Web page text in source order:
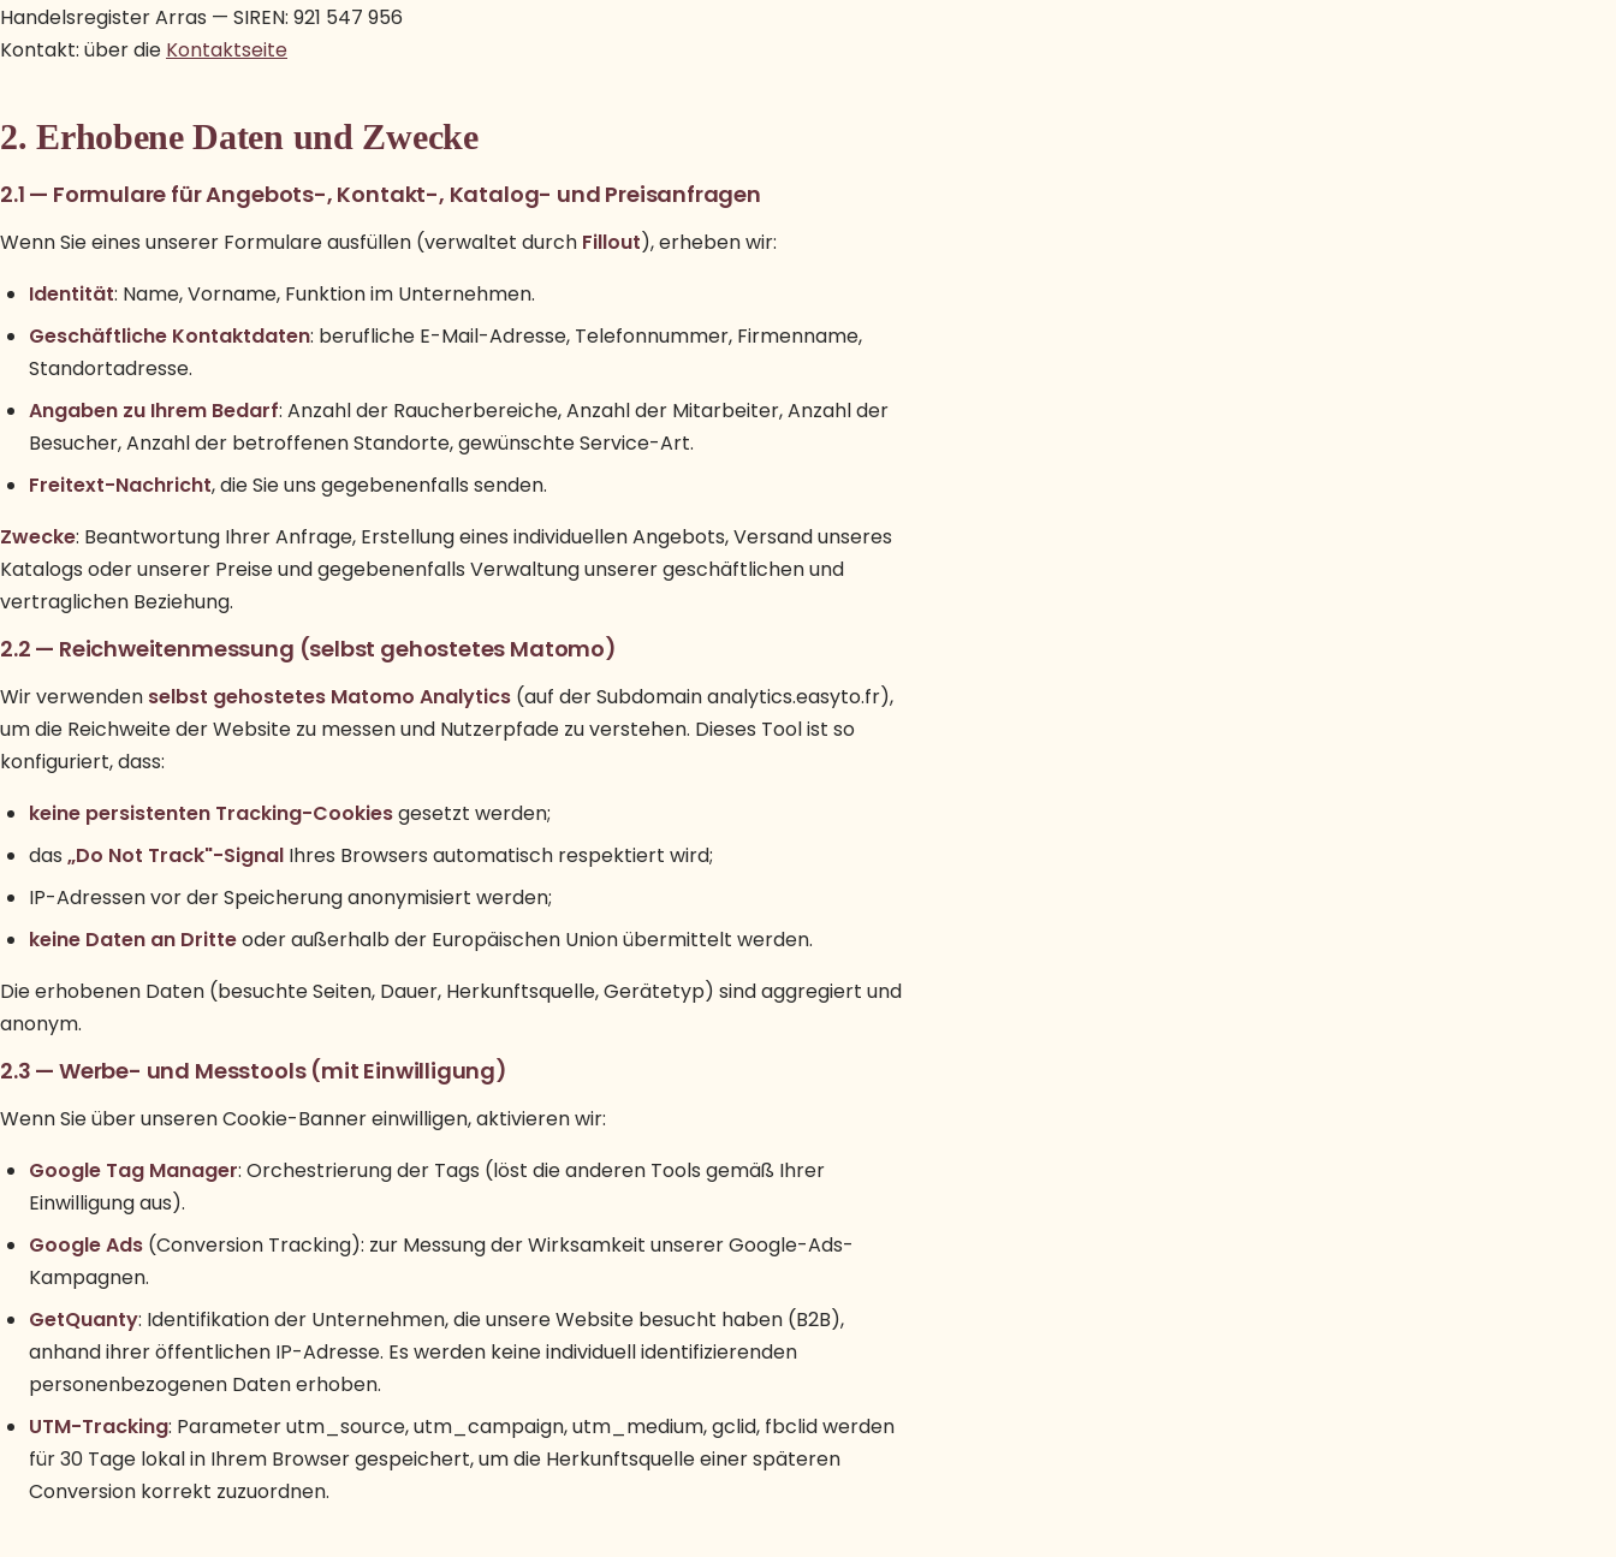
Handelsregister Arras — SIREN: 921 547 956
Kontakt: über die Kontaktseite
2. Erhobene Daten und Zwecke
2.1 — Formulare für Angebots-, Kontakt-, Katalog- und Preisanfragen
Wenn Sie eines unserer Formulare ausfüllen (verwaltet durch Fillout), erheben wir:
Identität: Name, Vorname, Funktion im Unternehmen.
Geschäftliche Kontaktdaten: berufliche E-Mail-Adresse, Telefonnummer, Firmenname,
Standortadresse.
Angaben zu Ihrem Bedarf: Anzahl der Raucherbereiche, Anzahl der Mitarbeiter, Anzahl der
Besucher, Anzahl der betroffenen Standorte, gewünschte Service-Art.
Freitext-Nachricht, die Sie uns gegebenenfalls senden.
Zwecke: Beantwortung Ihrer Anfrage, Erstellung eines individuellen Angebots, Versand unseres
Katalogs oder unserer Preise und gegebenenfalls Verwaltung unserer geschäftlichen und
vertraglichen Beziehung.
2.2 — Reichweitenmessung (selbst gehostetes Matomo)
Wir verwenden selbst gehostetes Matomo Analytics (auf der Subdomain analytics.easyto.fr),
um die Reichweite der Website zu messen und Nutzerpfade zu verstehen. Dieses Tool ist so
konfiguriert, dass:
keine persistenten Tracking-Cookiesgesetzt werden;
das „Do Not Track"-Signal Ihres Browsers automatisch respektiert wird;
IP-Adressen vor der Speicherung anonymisiert werden;
keine Daten an Dritteoder außerhalb der Europäischen Union übermittelt werden.
Die erhobenen Daten (besuchte Seiten, Dauer, Herkunftsquelle, Gerätetyp) sind aggregiert und
anonym.
2.3 — Werbe- und Messtools (mit Einwilligung)
Wenn Sie über unseren Cookie-Banner einwilligen, aktivieren wir:
Google Tag Manager: Orchestrierung der Tags (löst die anderen Tools gemäß Ihrer
Einwilligung aus).
Google Ads (Conversion Tracking): zur Messung der Wirksamkeit unserer Google-Ads-
Kampagnen.
GetQuanty: Identifikation der Unternehmen, die unsere Website besucht haben (B2B),
anhand ihrer öffentlichen IP-Adresse. Es werden keine individuell identifizierenden
personenbezogenen Daten erhoben.
UTM-Tracking: Parameter utm_source, utm_campaign, utm_medium, gclid, fbclid werden
für 30 Tage lokal in Ihrem Browser gespeichert, um die Herkunftsquelle einer späteren
Conversion korrekt zuzuordnen.